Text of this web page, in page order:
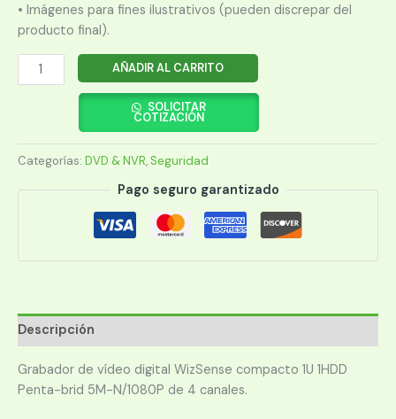
• Imágenes para fines ilustrativos (pueden discrepar del
producto final).
XVR
DAHUA
WIZSENSE
5MP
AÑADIR AL CARRITO
SOLICITAR
COTIZACIÓN
Categorías: DVD & NVR, Seguridad
Pago seguro garantizado
Descripción
Grabador de vídeo digital WizSense compacto 1U 1HDD
Penta-brid 5M-N/1080P de 4 canales.